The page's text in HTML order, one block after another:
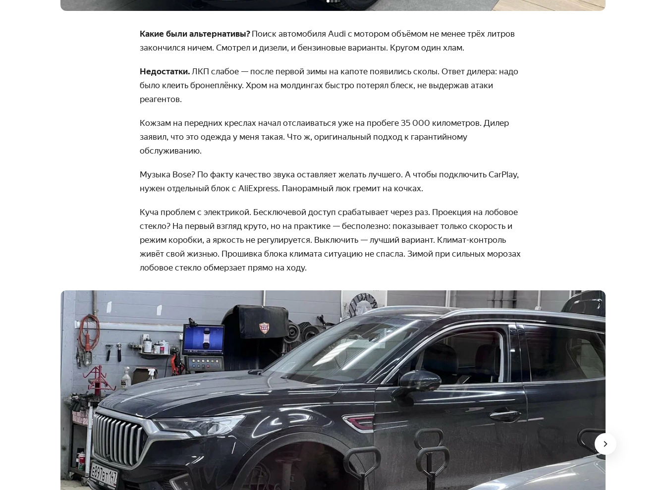
Какие были альтернативы? Поиск автомобиля Audi c мотором объёмом не менее трёх литров
закончился ничем. Смотрел и дизели, и бензиновые варианты. Кругом один хлам.
Недостатки. ЛКП слабое — после первой зимы на капоте появились сколы. Ответ дилера: надо
было клеить бронеплёнку. Хром на молдингах быстро потерял блеск, не выдержав атаки
реагентов.
Кожзам на передних креслах начал отслаиваться уже на пробеге 35 000 километров. Дилер
заявил, что это одежда у меня такая. Что ж, оригинальный подход к гарантийному
обслуживанию.
Музыка Bose? По факту качество звука оставляет желать лучшего. А чтобы подключить CarPlay,
нужен отдельный блок с AliExpress. Панорамный люк гремит на кочках.
Куча проблем с электрикой. Бесключевой доступ срабатывает через раз. Проекция на лобовое
стекло? На первый взгляд круто, но на практике — бесполезно: показывает только скорость и
режим коробки, а яркость не регулируется. Выключить — лучший вариант. Климат-контроль
живёт свой жизнью. Прошивка блока климата ситуацию не спасла. Зимой при сильных морозах
лобовое стекло обмерзает прямо на ходу.